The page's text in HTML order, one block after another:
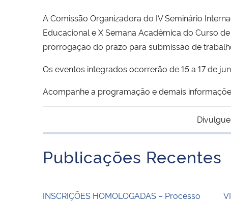
A Comissão Organizadora do IV Seminário
Educacional e X Semana Acadêmica do Curso
prorrogação do prazo para submissão de
Os eventos integrados ocorrerão de 15 a 17 de
Acompanhe a programação e demais
Publicações Recentes
INSCRIÇÕES HOMOLOGADAS – Processo